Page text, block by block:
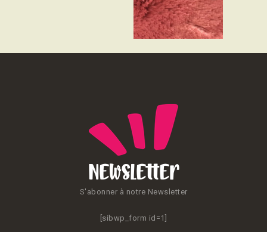
Newsletter
S'abonner à notre Newsletter
[sibwp_form id=1]